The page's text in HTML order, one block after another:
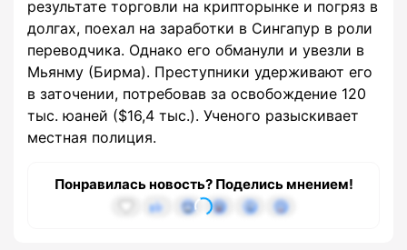
результате торговли на крипторынке и погряз в
долгах, поехал на заработки в Сингапур в роли
переводчика. Однако его обманули и увезли в
Мьянму (Бирма). Преступники удерживают его
в заточении, потребовав за освобождение 120
тыс. юаней ($16,4 тыс.). Ученого разыскивает
местная полиция.
Понравилась новость? Поделись мнением!